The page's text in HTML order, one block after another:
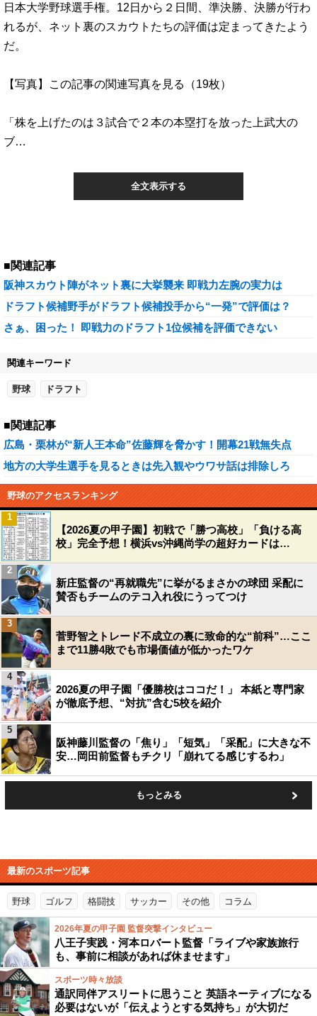
日本大学野球選手権。12日から２日間、準決勝、決勝が行わ
れるが、ネット裏のスカウトたちの評価は定まってきたよう
だ。
【写真】この記事の関連写真を見る（19枚）
「株を上げたのは３試合で２本の本塁打を放った上武大の
ブ…
全文表示する
■関連記事
阪神スカウト陣がネット裏に大挙襲来 即戦力左腕の実力は
ドラフト候補野手がドラフト候補投手から“一発”で評価は？
さぁ、困った！ 即戦力のドラフト1位候補を評価できない
関連キーワード
野球 ドラフト
■関連記事
広島・栗林が“新人王本命”佐藤輝を脅かす！開幕21戦無失点
地方の大学生選手を見るときは先入観やウワサ話は排除しろ
野球のアクセスランキング
【2026夏の甲子園】初戦で「勝つ高校」「負ける高
校」完全予想！横浜vs沖縄尚学の超好カードは…
1
新庄監督の“再就職先”に挙がるまさかの球団 采配に
賛否もチームのテコ入れ役にうってつけ
2
菅野智之トレード不成立の裏に致命的な“前科”…ここ
まで11勝4敗でも市場価値が低かったワケ
3
2026夏の甲子園「優勝校はココだ！」 本紙と専門家
が徹底予想、“対抗”含む5校を紹介
4
阪神藤川監督の「焦り」「短気」「采配」に大きな不
安…岡田前監督もチクリ「崩れてる感じするわ」
5
もっとみる
最新のスポーツ記事
野球 ゴルフ 格闘技 サッカー その他 コラム
2026年夏の甲子園 監督突撃インタビュー
八王子実践・河本ロバート監督「ライブや家族旅行
も、事前に相談があれば休ませます」
スポーツ時々放談
通訳同伴アスリートに思うこと 英語ネーティブになる
必要はないが「伝えようとする気持ち」が大切だ